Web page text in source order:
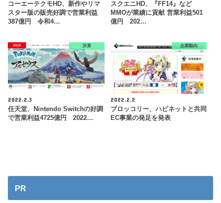
コーエーテクモHD、新作やリマ
スター版の販売好調で営業利益
387億円 令和4…
スクエニHD、『FF14』など
MMOが業績に貢献 営業利益501
億円 202…
決算
2022.2.3
任天堂、Nintendo Switchの好調
で営業利益4725億円 2022…
企業動向
2022.2.2
ブロッコリー、ハピネットと共同
EC事業の発足を発表
PR